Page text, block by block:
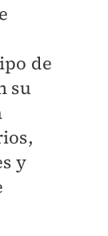
de
su
y